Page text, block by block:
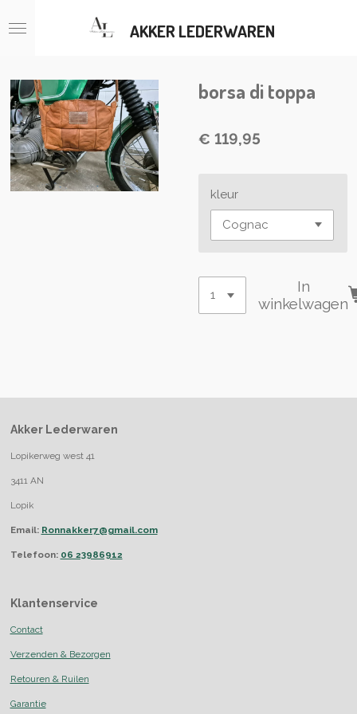
direct
hoofdinhoud
AKKER LEDERWAREN
borsa di toppa
€ 119,95
kleur
In
winkelwagen
Akker Lederwaren
Lopikerweg west 41
3411 AN
Lopik
Email: Ronnakker7@gmail.com
Telefoon: 06 23986912
Klantenservice
Contact
Verzenden & Bezorgen
Retouren & Ruilen
Garantie